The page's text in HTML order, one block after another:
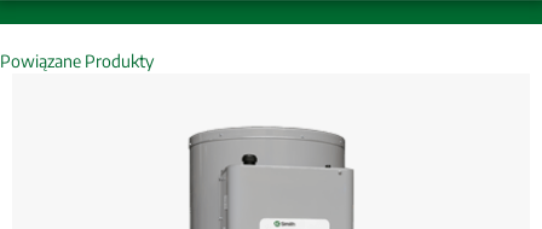
Powiązane Produkty